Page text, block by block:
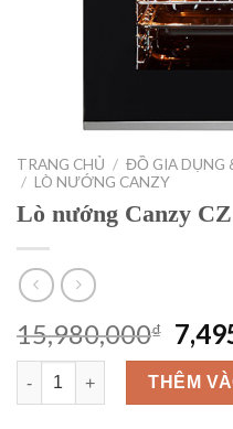
TRANG CHỦ / ĐỒ GIA DỤNG
/ LÒ NƯỚNG CANZY
Lò nướng Canzy
15,980,000₫ Giá
gốc
là:
Lò nướng Canzy CZ 807TP
THÊM